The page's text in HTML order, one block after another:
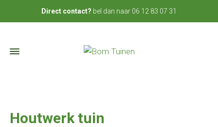
Direct contact? bel dan naar 06 12 83 07 31
Houtwerk tuin